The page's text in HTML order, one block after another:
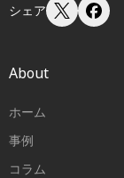
シェア
About
ホーム
事例
コラム